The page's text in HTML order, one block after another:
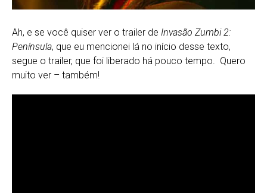
Ah, e se você quiser ver o trailer de Invasão Zumbi 2:
Península, que eu mencionei lá no início desse texto,
segue o trailer, que foi liberado há pouco tempo. Quero
muito ver – também!